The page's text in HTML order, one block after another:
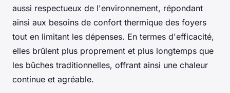
aussi respectueux de l'environnement, répondant
ainsi aux besoins de confort thermique des foyers
tout en limitant les dépenses. En termes d'efficacité,
elles brûlent plus proprement et plus longtemps que
les bûches traditionnelles, offrant ainsi une chaleur
continue et agréable.